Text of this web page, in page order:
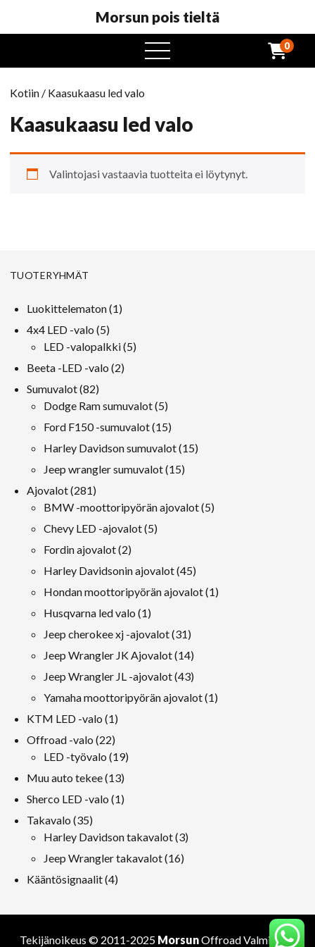
Morsun pois tieltä
avaa
valikko
0
Kotiin / Kaasukaasu led valo
Kaasukaasu led valo
Valintojasi vastaavia tuotteita ei löytynyt.
TUOTERYHMÄT
Luokittelematon 11
4x4 LED -valo 55
tuotteet
LED -valopalkki 55
Beeta -LED -valo 22
Sumuvalot 8282
tuotteet
Dodge Ram sumuvalot 55
tuotteet
Ford F150 -sumuvalot 1515
tuotteet
Harley Davidson sumuvalot 1515
Jeep wrangler sumuvalot 1515
Ajovalot 281281
tuotteet
BMW -moottoripyörän ajovalot 55
Chevy LED -ajovalot 55
Fordin ajovalot 22
tuotteet
Harley Davidsonin ajovalot 4545
tuotteet
Hondan moottoripyörän ajovalot 11
Husqvarna led valo 11
tuote
Jeep cherokee xj -ajovalot 3131
tuotteet
Jeep Wrangler JK Ajovalot 1414
tuotteet
Jeep Wrangler JL -ajovalot 4343
tuotteet
Yamaha moottoripyörän ajovalot 11
KTM LED -valo 11
tuote
Offroad -valo 2222
tuotteet
LED -työvalo 1919
Muu auto tekee 1313
tuotteet
Sherco LED -valo 11
Takavalo 3535
tuotteet
Harley Davidson takavalot 33
Jeep Wrangler takavalot 1616
Kääntösignaalit 44
Tekijänoikeus © 2011-2025 MorsunOffroadValmistaja.